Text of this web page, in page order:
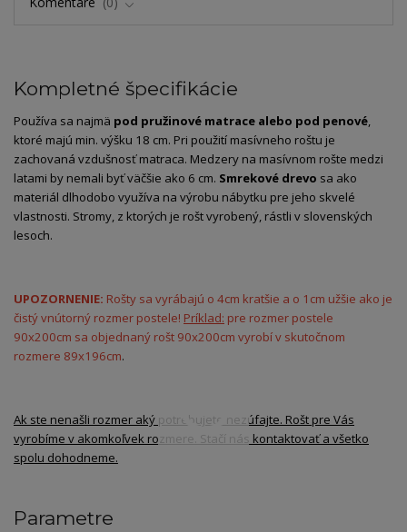
Kompletné špecifikácie
Používa sa najmä pod pružinové matrace alebo pod penové,
ktoré majú min. výšku 18 cm. Pri použití masívneho roštu je
zachovaná vzdušnosť matraca. Medzery na masívnom rošte medzi
latami by nemali byť väčšie ako 6 cm. Smrekové drevo sa ako
materiál dlhodobo využíva na výrobu nábytku pre jeho skvelé
vlastnosti. Stromy, z ktorých je rošt vyrobený, rástli v slovenských
lesoch.
UPOZORNENIE: Rošty sa vyrábajú o 4cm kratšie a o 1cm užšie ako je
čistý vnútorný rozmer postele! Príklad: pre rozmer postele
90x200cm sa objednaný rošt 90x200cm vyrobí v skutočnom
rozmere 89x196cm.
Ak ste nenašli rozmer aký potrebujete nezúfajte. Rošt pre Vás
vyrobíme v akomkoľvek rozmere. Stačí nás kontaktovať a všetko
spolu dohodneme.
Parametre